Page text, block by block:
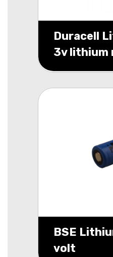
Duracell
3v lithium
BSE
volt